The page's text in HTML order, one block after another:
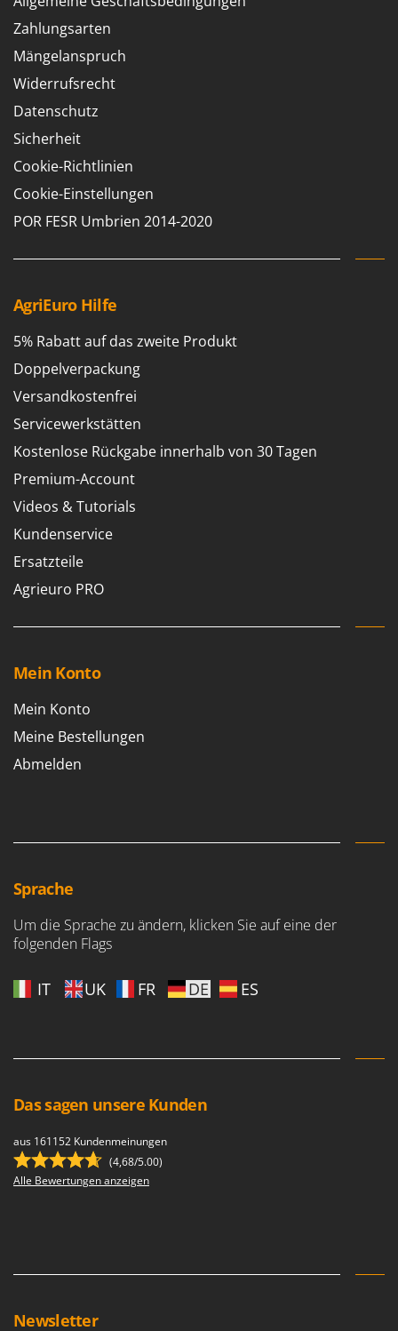
Bodenreinigungsmaschinen
Brutmaschinen Inkubatoren
Bürsten für den Außenbereich
D Dampfreiniger und Dampfbesen
E
Einachsschlepper
Elektrische Tauchpumpen
Erdbohrer
F
Feder Grubber
Fleischwolf
Furchenzieher für Traktoren
G
Gartengrills
Gartenpumpen
Gebläsespritzen für Traktoren
Gerätehäuser
Getreidemühlen
Grubber für Traktor
H
Handsägen auf Verlängerung
Hochdruckreiniger
Holzbacköfen Außenbereich für Pizza und Braten
Hubwagen
Kartoffelroder für Traktoren
Kettensägen
Kippbare Heckschaufeln für Traktoren
Kompressoren für Ernte und Baumschnitt
Batavia
Benassi
Beper
Berkel
Bernardi
Bertolini Pumps
Besser Vacuum
Bestway
Beta tools
Black & Decker
BlackStone
Blue Bird
Bomet
Brumi
C
Calory Forni
Campagnola
Campingaz
Castelgarden
Ceccato Olindo
Char-Broil
Classe
Clementi
Cresco
CTEK
D
Dal Degan
Deca
Diesse
Dominion
Dreame
Effeuno
Zahlungsarten
Mängelanspruch
Widerrufsrecht
Datenschutz
Sicherheit
Cookie-Richtlinien
Cookie-Einstellungen
POR FESR Umbrien 2014-2020
AgriEuro Hilfe
5% Rabatt auf das zweite Produkt
Doppelverpackung
Versandkostenfrei
Servicewerkstätten
Kostenlose Rückgabe innerhalb von 30 Tagen
Premium-Account
Videos & Tutorials
Kundenservice
Ersatzteile
Agrieuro PRO
Mein Konto
Mein Konto
Meine Bestellungen
Abmelden
Sprache
Um die Sprache zu ändern, klicken Sie auf eine der
folgenden Flags
IT UK FR DE ES
Das sagen unsere Kunden
aus 161152 Kundenmeinungen
(4,68/5.00)
Alle Bewertungen anzeigen
Newsletter